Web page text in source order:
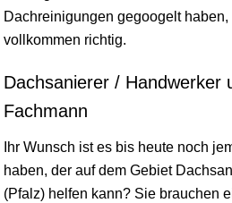
Dachreinigungen gegoogelt
vollkommen richtig.
Dachsanierer / Handwerker
Fachmann
Ihr Wunsch ist es bis heute noch
haben, der auf dem Gebiet
(Pfalz) helfen kann? Sie brauchen